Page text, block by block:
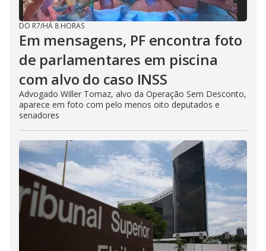
DO R7/HÁ 8 HORAS
Em mensagens, PF encontra foto
de parlamentares em piscina
com alvo do caso INSS
Advogado Willer Tomaz, alvo da Operação Sem Desconto,
aparece em foto com pelo menos oito deputados e
senadores